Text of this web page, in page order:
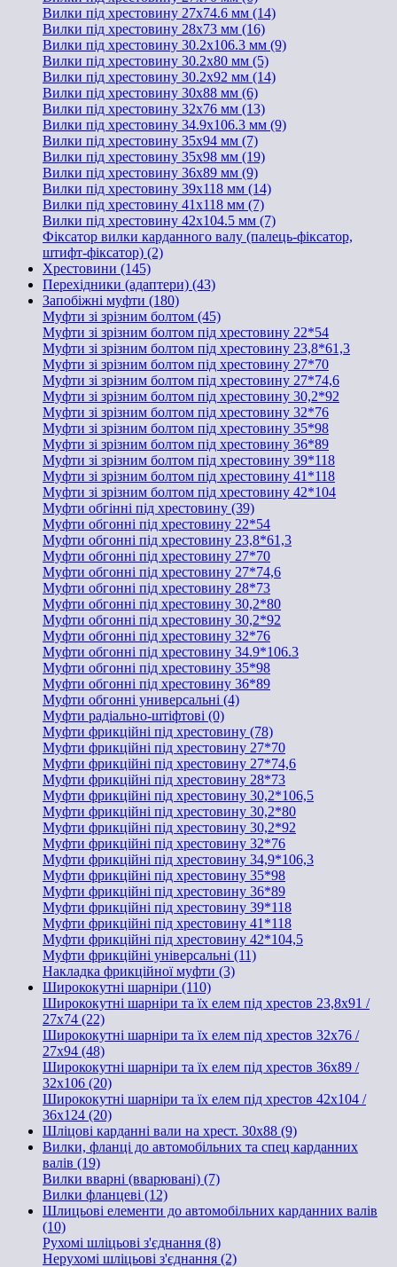
Вилки під хрестовину 27х74.6 мм (14)
Вилки під хрестовину 28х73 мм (16)
Вилки під хрестовину 30.2х106.3 мм (9)
Вилки під хрестовину 30.2х80 мм (5)
Вилки під хрестовину 30.2х92 мм (14)
Вилки під хрестовину 30х88 мм (6)
Вилки під хрестовину 32х76 мм (13)
Вилки під хрестовину 34.9х106.3 мм (9)
Вилки під хрестовину 35х94 мм (7)
Вилки під хрестовину 35х98 мм (19)
Вилки під хрестовину 36х89 мм (9)
Вилки під хрестовину 39х118 мм (14)
Вилки під хрестовину 41х118 мм (7)
Вилки під хрестовину 42х104.5 мм (7)
Фіксатор вилки карданного валу (палець-фіксатор,
штифт-фіксатор) (2)
Хрестовини (145)
Перехідники (адаптери) (43)
Запобіжні муфти (180)
Муфти зі зрізним болтом (45)
Муфти зі зрізним болтом під хрестовину 22*54
Муфти зі зрізним болтом під хрестовину 23,8*61,3
Муфти зі зрізним болтом під хрестовину 27*70
Муфти зі зрізним болтом під хрестовину 27*74,6
Муфти зі зрізним болтом під хрестовину 30,2*92
Муфти зі зрізним болтом під хрестовину 32*76
Муфти зі зрізним болтом під хрестовину 35*98
Муфти зі зрізним болтом під хрестовину 36*89
Муфти зі зрізним болтом під хрестовину 39*118
Муфти зі зрізним болтом під хрестовину 41*118
Муфти зі зрізним болтом під хрестовину 42*104
Муфти обгінні під хрестовину (39)
Муфти обгонні під хрестовину 22*54
Муфти обгонні під хрестовину 23,8*61,3
Муфти обгонні під хрестовину 27*70
Муфти обгонні під хрестовину 27*74,6
Муфти обгонні під хрестовину 28*73
Муфти обгонні під хрестовину 30,2*80
Муфти обгонні під хрестовину 30,2*92
Муфти обгонні під хрестовину 32*76
Муфти обгонні під хрестовину 34.9*106.3
Муфти обгонні під хрестовину 35*98
Муфти обгонні під хрестовину 36*89
Муфти обгонні универсальні (4)
Муфти радіально-штіфтові (0)
Муфти фрикційні під хрестовину (78)
Муфти фрикційні під хрестовину 27*70
Муфти фрикційні під хрестовину 27*74,6
Муфти фрикційні під хрестовину 28*73
Муфти фрикційні під хрестовину 30,2*106,5
Муфти фрикційні під хрестовину 30,2*80
Муфти фрикційні під хрестовину 30,2*92
Муфти фрикційні під хрестовину 32*76
Муфти фрикційні під хрестовину 34,9*106,3
Муфти фрикційні під хрестовину 35*98
Муфти фрикційні під хрестовину 36*89
Муфти фрикційні під хрестовину 39*118
Муфти фрикційні під хрестовину 41*118
Муфти фрикційні під хрестовину 42*104,5
Муфти фрикційні універсальні (11)
Накладка фрикційної муфти (3)
Ширококутні шарніри (110)
Ширококутні шарніри та їх елем під хрестов 23,8х91 /
27x74 (22)
Ширококутні шарніри та їх елем під хрестов 32х76 /
27x94 (48)
Ширококутні шарніри та їх елем під хрестов 36х89 /
32x106 (20)
Ширококутні шарніри та їх елем під хрестов 42x104 /
36x124 (20)
Шліцові карданні вали на хрест. 30x88 (9)
Вилки, фланці до автомобільних та спец карданних
валів (19)
Вилки вварні (вварювані) (7)
Вилки фланцеві (12)
Шлицьові елементи до автомобільних карданних валів
(10)
Рухомі шліцьові з'єднання (8)
Нерухомі шліцьові з'єднання (2)